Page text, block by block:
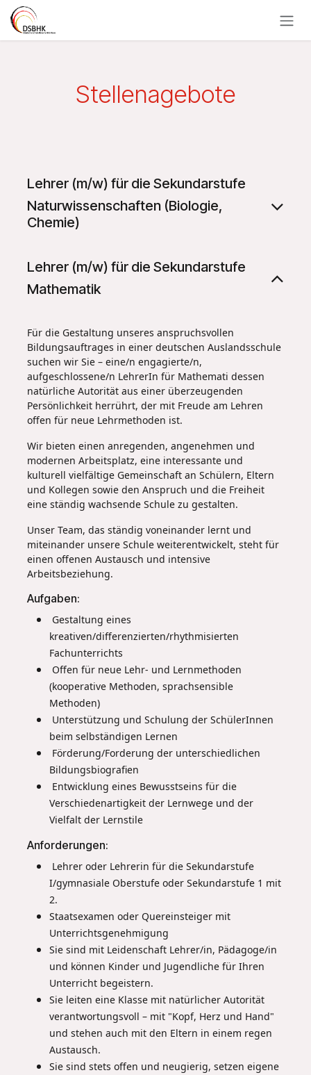
Zum Inhalt springen
Stellenagebote
Lehrer (m/w) für die Sekundarstufe
Naturwissenschaften (Biologie,
Chemie)
Lehrer (m/w) für die Sekundarstufe
Mathematik
Für die Gestaltung unseres anspruchsvollen
Bildungsauftrages in einer deutschen Auslandsschule
suchen wir Sie – eine/n engagierte/n,
aufgeschlossene/n LehrerIn für Mathemati dessen
natürliche Autorität aus einer überzeugenden
Persönlichkeit herrührt, der mit Freude am Lehren
offen für neue Lehrmethoden ist.
Wir bieten einen anregenden, angenehmen und
modernen Arbeitsplatz, eine interessante und
kulturell vielfältige Gemeinschaft an Schülern, Eltern
und Kollegen sowie den Anspruch und die Freiheit
eine ständig wachsende Schule zu gestalten.
Unser Team, das ständig voneinander lernt und
miteinander unsere Schule weiterentwickelt, steht für
einen offenen Austausch und intensive
Arbeitsbeziehung.
Aufgaben:
Gestaltung eines
kreativen/differenzierten/rhythmisierten
Fachunterrichts
Offen für neue Lehr- und Lernmethoden
(kooperative Methoden, sprachsensible
Methoden)
Unterstützung und Schulung der SchülerInnen
beim selbständigen Lernen
Förderung/Forderung der unterschiedlichen
Bildungsbiografien
Entwicklung eines Bewusstseins für die
Verschiedenartigkeit der Lernwege und der
Vielfalt der Lernstile
Anforderungen:
Lehrer oder Lehrerin für die Sekundarstufe
I/gymnasiale Oberstufe oder Sekundarstufe 1 mit
2.
Staatsexamen oder Quereinsteiger mit
Unterrichtsgenehmigung ​
Sie sind mit Leidenschaft Lehrer/in, Pädagoge/in
und können Kinder und Jugendliche für Ihren
Unterricht begeistern.
Sie leiten eine Klasse mit natürlicher Autorität
verantwortungsvoll – mit "Kopf, Herz und Hand"
und stehen auch mit den Eltern in einem regen
Austausch.
Sie sind stets offen und neugierig, setzen eigene